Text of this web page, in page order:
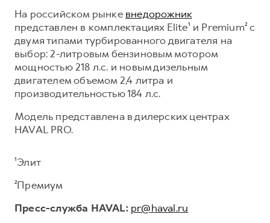
На российском рынке внедорожник
представлен в комплектациях Elite¹ и Premium² с
двумя типами турбированного двигателя на
выбор: 2-литровым бензиновым мотором
мощностью 218 л.с. и новым дизельным
двигателем объемом 2,4 литра и
производительностью 184 л.с.
Модель представлена в дилерских центрах
HAVAL PRO.
¹Элит
²Премиум
Пресс-служба HAVAL: pr@haval.ru